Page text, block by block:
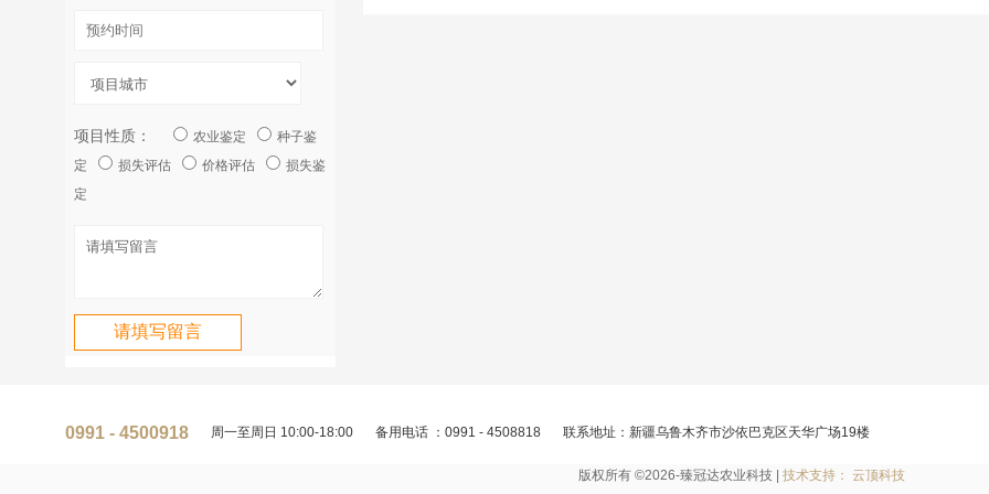
项目性质： 农业鉴定
种子鉴
定
损失评估 价格评估
损失鉴
定
0991 - 4500918 周一至周日 10:00-18:00 备用电话 ：0991 - 4508818 联系地址：新疆乌鲁木齐市沙依巴克区天华广场19楼
版权所有 ©2026-臻冠达农业科技 | 技术支持： 云顶科技